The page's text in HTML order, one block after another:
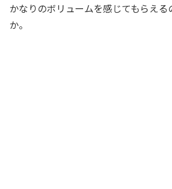
かなりのボリュームを感じてもらえる
か。